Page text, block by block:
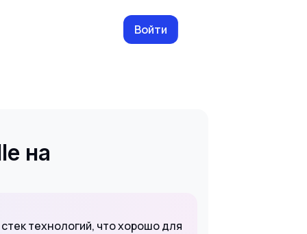
Войти
на
технологий, что хорошо для